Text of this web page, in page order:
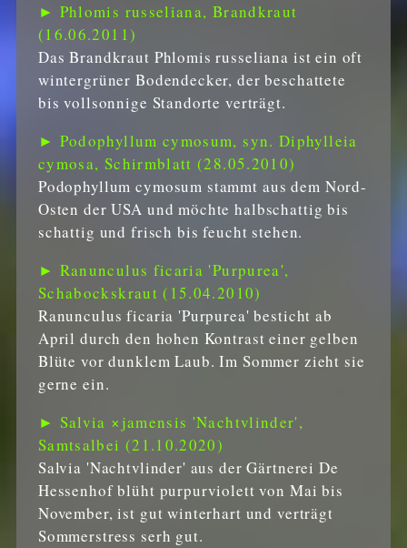
► Phlomis russeliana, Brandkraut
(16.06.2011)
Das Brandkraut Phlomis russeliana ist ein oft
wintergrüner Bodendecker, der beschattete
bis vollsonnige Standorte verträgt.
► Podophyllum cymosum, syn. Diphylleia
cymosa, Schirmblatt (28.05.2010)
Podophyllum cymosum stammt aus dem Nord-
Osten der USA und möchte halbschattig bis
schattig und frisch bis feucht stehen.
► Ranunculus ficaria 'Purpurea',
Schabockskraut (15.04.2010)
Ranunculus ficaria 'Purpurea' besticht ab
April durch den hohen Kontrast einer gelben
Blüte vor dunklem Laub. Im Sommer zieht sie
gerne ein.
► Salvia ×jamensis 'Nachtvlinder',
Samtsalbei (21.10.2020)
Salvia 'Nachtvlinder' aus der Gärtnerei De
Hessenhof blüht purpurviolett von Mai bis
November, ist gut winterhart und verträgt
Sommerstress serh gut.